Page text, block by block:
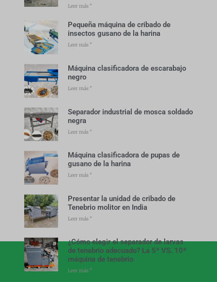
Leer más "
Pequeña máquina de cribado de
insectos gusano de la harina
Leer más "
Máquina clasificadora de escarabajo
negro
Leer más "
Separador industrial de mosca soldado
negra
Leer más "
Máquina clasificadora de pupas de
gusano de la harina
Leer más "
Presentar la unidad de cribado de
Tenebrio molitor en India
Leer más "
¿Cómo elegir el separador de larvas
de tenebrio adecuado? La 5ª VS. 10ª
máquina de tenebrio
Leer más "